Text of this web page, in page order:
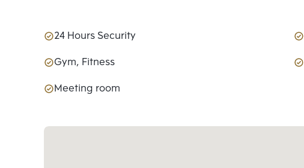
24 Hours Security
Gym, Fitness
Meeting room